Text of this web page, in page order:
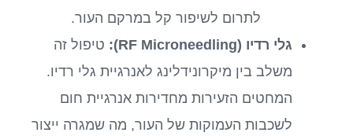
לתרום לשיפור קל במרקם העור.
גלי רדיו (RF Microneedling):
טיפול זה
משלב בין מיקרונידלינג לאנרגיית גלי רדיו.
המחטים הזעירות מחדירות אנרגיית חום
לשכבות העמוקות של העור, מה שמגרה ייצור